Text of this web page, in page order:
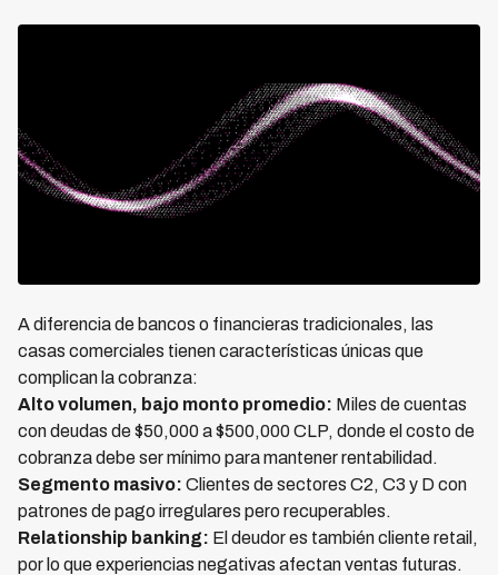
A diferencia de bancos o financieras tradicionales, las
casas comerciales tienen características únicas que
complican la cobranza:
Alto volumen, bajo monto promedio: Miles de cuentas
con deudas de $50,000 a $500,000 CLP, donde el costo de
cobranza debe ser mínimo para mantener rentabilidad.
Segmento masivo: Clientes de sectores C2, C3 y D con
patrones de pago irregulares pero recuperables.
Relationship banking: El deudor es también cliente retail,
por lo que experiencias negativas afectan ventas futuras.